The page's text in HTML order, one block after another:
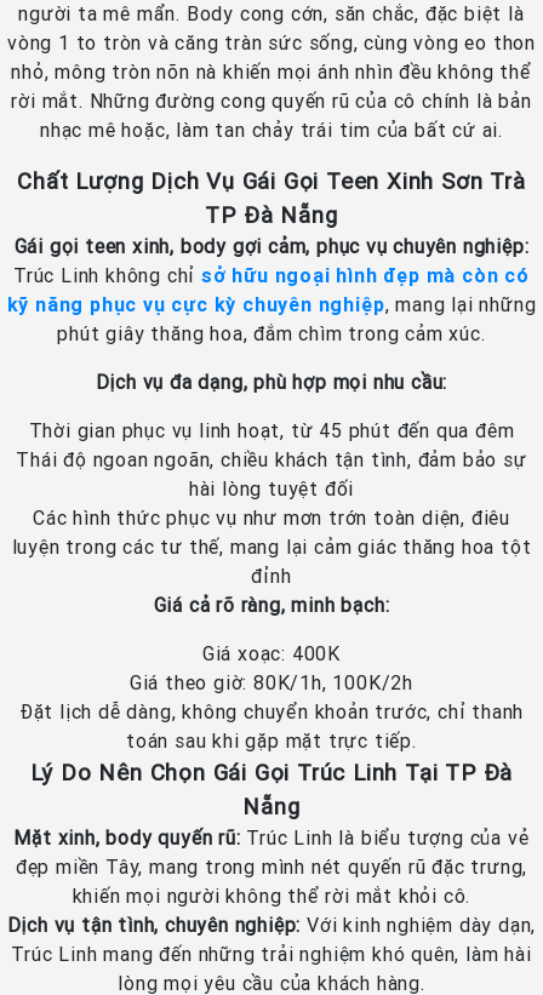
người ta mê mẩn. Body cong cớn, săn chắc, đặc biệt là
vòng 1 to tròn và căng tràn sức sống, cùng vòng eo thon
nhỏ, mông tròn nõn nà khiến mọi ánh nhìn đều không thể
rời mắt. Những đường cong quyến rũ của cô chính là bản
nhạc mê hoặc, làm tan chảy trái tim của bất cứ ai.
Chất Lượng Dịch Vụ Gái Gọi Teen Xinh Sơn Trà
TP Đà Nẵng
Gái gọi teen xinh, body gợi cảm, phục vụ chuyên nghiệp:
Trúc Linh không chỉsở hữu ngoại hình đẹp mà còn có
kỹ năng phục vụ cực kỳ chuyên nghiệp, mang lại những
phút giây thăng hoa, đắm chìm trong cảm xúc.
Dịch vụ đa dạng, phù hợp mọi nhu cầu:
Thời gian phục vụ linh hoạt, từ 45 phút đến qua đêm
Thái độ ngoan ngoãn, chiều khách tận tình, đảm bảo sự
hài lòng tuyệt đối
Các hình thức phục vụ như mơn trớn toàn diện, điêu
luyện trong các tư thế, mang lại cảm giác thăng hoa tột
đỉnh
Giá cả rõ ràng, minh bạch:
Giá xoạc: 400K
Giá theo giờ: 80K/1h, 100K/2h
Đặt lịch dễ dàng, không chuyển khoản trước, chỉ thanh
toán sau khi gặp mặt trực tiếp.
Lý Do Nên Chọn Gái Gọi Trúc Linh Tại TP Đà
Nẵng
Mặt xinh, body quyến rũ: Trúc Linh là biểu tượng của vẻ
đẹp miền Tây, mang trong mình nét quyến rũ đặc trưng,
khiến mọi người không thể rời mắt khỏi cô.
Dịch vụ tận tình, chuyên nghiệp: Với kinh nghiệm dày dạn,
Trúc Linh mang đến những trải nghiệm khó quên, làm hài
lòng mọi yêu cầu của khách hàng.